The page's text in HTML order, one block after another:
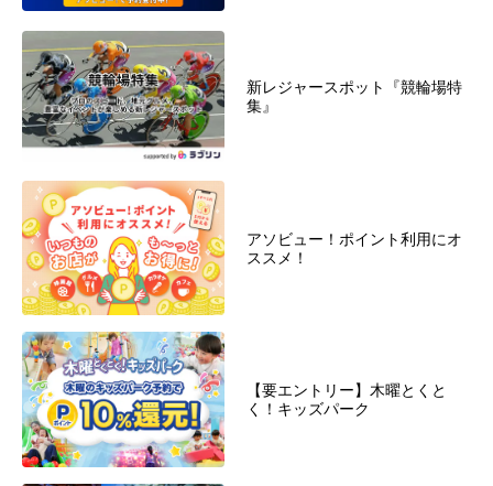
新レジャースポット『競輪場特
集』
アソビュー！ポイント利用にオ
ススメ！
【要エントリー】木曜とくと
く！キッズパーク